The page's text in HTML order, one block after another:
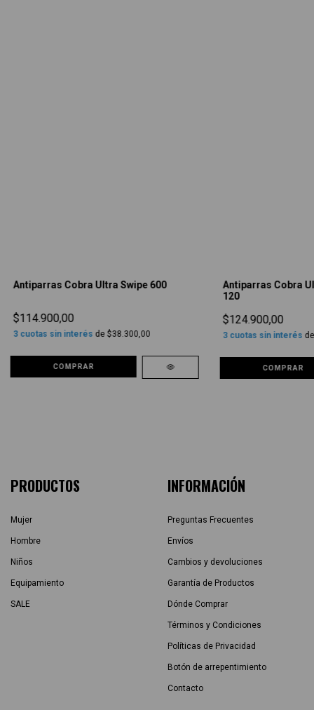
Antiparras Cobra Ultra Swipe 600
$114.900,00
3cuotas sin interés de $38.300,00
COMPRAR
Antiparras Cobra
120
$124.900,00
3cuotas sin interés
COMPRAR
PRODUCTOS
Mujer
Hombre
Niños
Equipamiento
SALE
INFORMACIÓN
Preguntas Frecuentes
Envíos
Cambios y devoluciones
Garantía de Productos
Dónde Comprar
Términos y Condiciones
Políticas de Privacidad
Botón de arrepentimiento
Contacto